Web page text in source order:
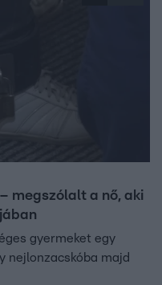
megszólalt a nő, aki
gyermeket egy
nejlonzacskóba majd